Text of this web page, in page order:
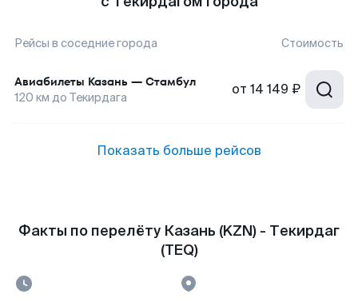
Рейсы в соседние города Стоимость
Авиабилеты Казань — Стамбул
120 км до Текирдага от 14 149 ₽
Показать больше рейсов
Факты по перелёту Казань (KZN) - Текирдаг
(TEQ)